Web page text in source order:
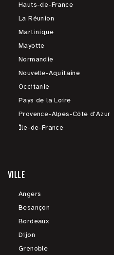
Hauts-de-France
La Réunion
Martinique
Mayotte
Normandie
Nouvelle-Aquitaine
Occitanie
Pays de la Loire
Provence-Alpes-Côte d'Azur
Île-de-France
VILLE
Angers
Besançon
Bordeaux
Dijon
Grenoble